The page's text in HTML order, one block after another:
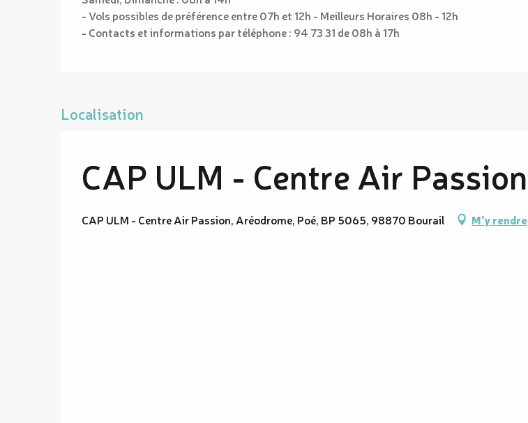
- Vols possibles de préférence entre 07h et 12h - Meilleurs Horaires 08h - 12h
- Contacts et informations par téléphone : 94 73 31 de 08h à 17h
Localisation
CAP ULM - Centre Air Passion
CAP ULM - Centre Air Passion, Aréodrome, Poé, BP 5065, 98870 Bourail M'y rendre